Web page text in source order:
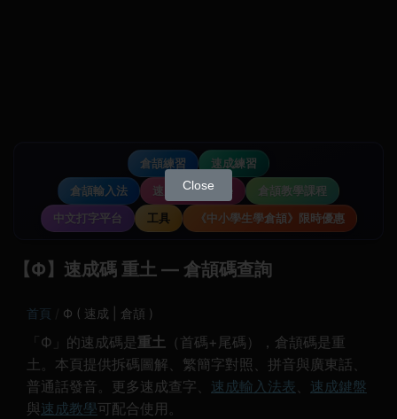
倉頡練習
速成練習
倉頡輸入法
速成輸入法教學
倉頡教學課程
中文打字平台
工具 《中小學生學倉頡》限時優惠
【Ф】速成碼 重土 — 倉頡碼查詢
首頁 Ф ( 速成 | 倉頡 )
「Ф」的速成碼是 重土 （首碼+尾碼），倉頡碼是重
土。本頁提供拆碼圖解、繁簡字對照、拼音與廣東話、
普通話發音。更多速成查字、 速成輸入法表、 速成鍵盤
與速成教學可配合使用。
Close